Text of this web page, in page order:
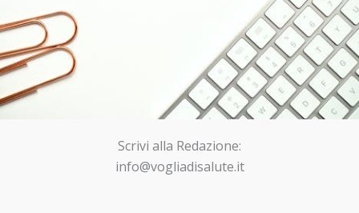
Scrivi alla Redazione:
info@vogliadisalute.it